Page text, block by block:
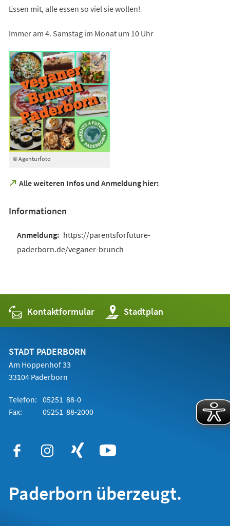
Essen mit, alle essen so viel sie wollen!
Immer am 4. Samstag im Monat um 10 Uhr
© Agenturfoto
Alle weiteren Infos und Anmeldung hier:
(Öffnet
neuen
Informationen
https://parentsforfuture-
paderborn.de/veganer-brunch
Kontaktformular Stadtplan
(Öffnet
in
einem
STADT PADERBORN
Am Hoppenhof 33
33104 Paderborn
Telefon: 05251 88-0
Fax:
05251 88-2000
Paderborn überzeugt.